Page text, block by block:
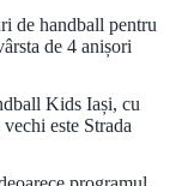
de handball pentru
de 4 anișori
Kids Iași, cu
este Strada